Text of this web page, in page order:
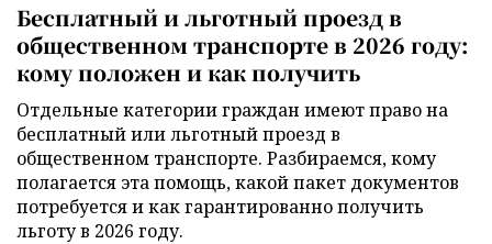
Бесплатный и льготный проезд в
общественном транспорте в 2026 году:
кому положен и как получить
Отдельные категории граждан имеют право на
бесплатный или льготный проезд в
общественном транспорте. Разбираемся, кому
полагается эта помощь, какой пакет документов
потребуется и как гарантированно получить
льготу в 2026 году.